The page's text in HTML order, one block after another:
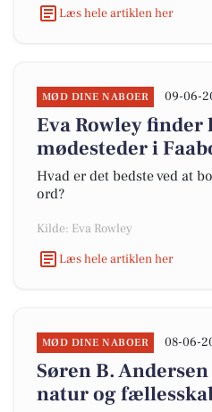
Læs hele artiklen her
MØD DINE NABOER 09-06-
Eva Rowley
mødesteder i
Hvad er det bedste ved at
ord?
Kilde: Eva Rowley
Læs hele artiklen her
MØD DINE NABOER 08-06-
Søren B.
natur og